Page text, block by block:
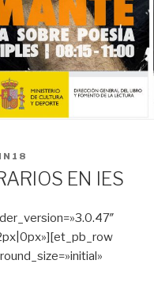
EN IES